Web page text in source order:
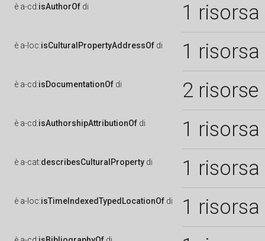
è a-cd:isAuthorOf di 1 risorsa
è a-loc:isCulturalPropertyAddressOf di 1 risorsa
è a-cd:isDocumentationOf di 2 risorse
è a-cd:isAuthorshipAttributionOf di 1 risorsa
è a-cat:describesCulturalProperty di 1 risorsa
è a-loc:isTimeIndexedTypedLocationOf di 1 risorsa